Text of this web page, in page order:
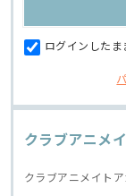
ログインしたま
クラブアニメ
クラブアニメイト